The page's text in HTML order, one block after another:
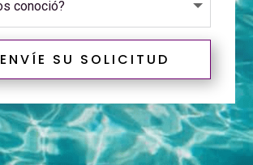
ENVÍE SU SOLICITUD